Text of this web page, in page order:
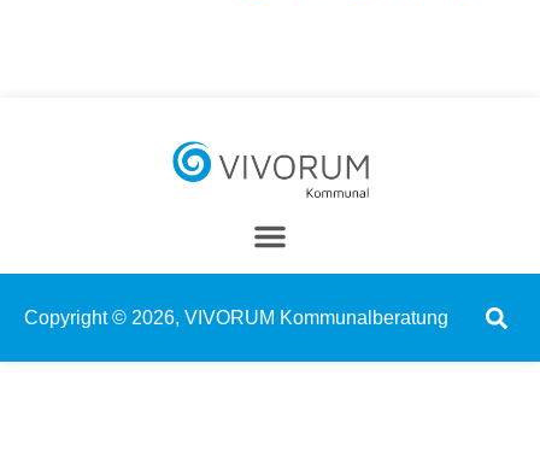
Copyright © 2026, VIVORUM Kommunalberatung